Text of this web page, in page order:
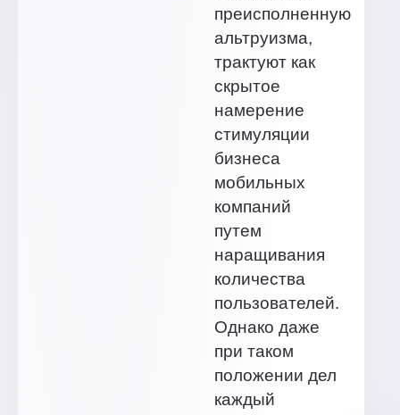
преисполненную
альтруизма,
трактуют как
скрытое
намерение
стимуляции
бизнеса
мобильных
компаний
путем
наращивания
количества
пользователей.
Однако даже
при таком
положении дел
каждый